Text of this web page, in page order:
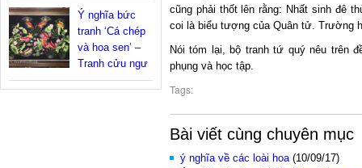
cũng phải thốt lên rằng: Nhất sinh đê
coi là biểu tượng của Quân tử. Trường
Nói tóm lại, bộ tranh tứ quý nêu trên
phụng và học tập.
Tags:
Bài viết cùng chuyên mục
ý nghĩa về các loài hoa(10/09/17)
Ý nghĩa bức
tranh ‘Cá chép
và hoa sen’ –
Tranh cửu ngư